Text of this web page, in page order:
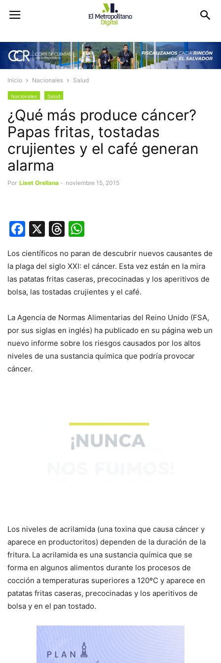
Inicio Nacionales Salud
Nacionales Salud
¿Qué más produce cáncer?
Papas fritas, tostadas
crujientes y el café generan
alarma
Por Liset Orellana - noviembre 15, 2015
Facebook
X Threads
Los científicos no paran de descubrir nuevos causantes de
la plaga del siglo XXI: el cáncer. Esta vez están en la mira
las patatas fritas caseras, precocinadas y los aperitivos de
bolsa, las tostadas crujientes y el café.
La Agencia de Normas Alimentarias del Reino Unido (FSA,
por sus siglas en inglés) ha publicado en su página web un
nuevo informe sobre los riesgos causados por los altos
niveles de una sustancia química que podría provocar
cáncer.
Los niveles de acrilamida (una toxina que causa cáncer y
aparece en productoritos) dependen de la duración de la
fritura. La acrilamida es una sustancia química que se
forma en algunos alimentos durante los procesos de
cocción a temperaturas superiores a 120ºC y aparece en
patatas fritas caseras, precocinadas y los aperitivos de
bolsa y en el pan tostado.